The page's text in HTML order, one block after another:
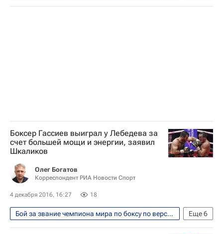
Единоборства
Спорт
IBF
Боксер Гассиев выиграл у Лебедева за
счет большей мощи и энергии, заявил
Шкаликов
Олег Богатов
Корреспондент РИА Новости Спорт
4 декабря 2016, 16:27 18
Еще6
Бой за звание чемпиона мира по боксу по версиям WBA и IBF между россиянами Денисом Лебедевым и Муратом Гассиевым прошел 3 декабря 2016
Единоборства
Спорт
WBA